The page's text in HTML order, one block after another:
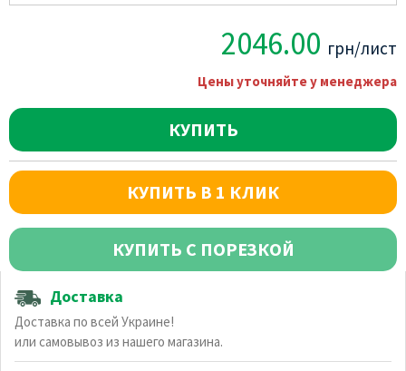
2046.00 грн/лист
Цены уточняйте у менеджера
КУПИТЬ
КУПИТЬ В 1 КЛИК
КУПИТЬ С ПОРЕЗКОЙ
Доставка
Доставка по всей Украине!
или самовывоз из нашего магазина.